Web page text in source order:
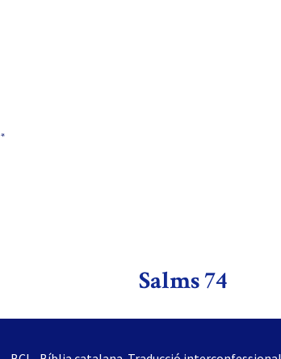
*
Salms 74